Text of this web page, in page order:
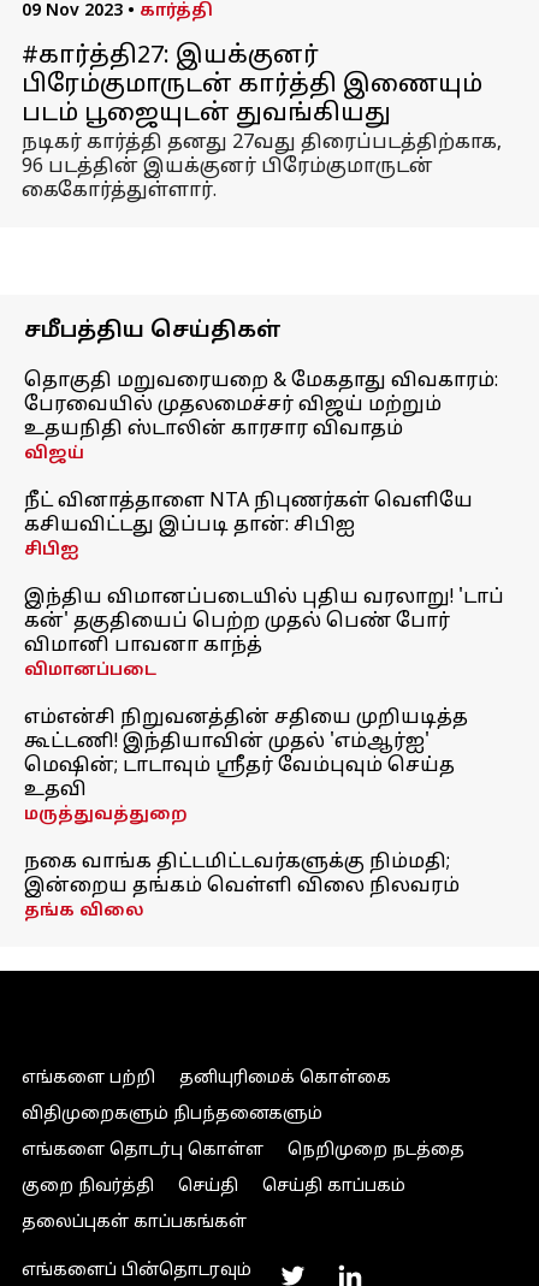
09 Nov 2023 • கார்த்தி
#கார்த்தி27: இயக்குனர்
பிரேம்குமாருடன் கார்த்தி இணையும்
படம் பூஜையுடன் துவங்கியது
நடிகர் கார்த்தி தனது 27வது திரைப்படத்திற்காக,
96 படத்தின் இயக்குனர் பிரேம்குமாருடன்
கைகோர்த்துள்ளார்.
சமீபத்திய செய்திகள்
தொகுதி மறுவரையறை & மேகதாது விவகாரம்:
பேரவையில் முதலமைச்சர் விஜய் மற்றும்
உதயநிதி ஸ்டாலின் காரசார விவாதம்
விஜய்
நீட் வினாத்தாளை NTA நிபுணர்கள் வெளியே
கசியவிட்டது இப்படி தான்: சிபிஐ
சிபிஐ
இந்திய விமானப்படையில் புதிய வரலாறு! 'டாப்
கன்' தகுதியைப் பெற்ற முதல் பெண் போர்
விமானி பாவனா காந்த்
விமானப்படை
எம்என்சி நிறுவனத்தின் சதியை முறியடித்த
கூட்டணி! இந்தியாவின் முதல் 'எம்ஆர்ஐ'
மெஷின்; டாடாவும் ஸ்ரீதர் வேம்புவும் செய்த
உதவி
மருத்துவத்துறை
நகை வாங்க திட்டமிட்டவர்களுக்கு நிம்மதி;
இன்றைய தங்கம் வெள்ளி விலை நிலவரம்
தங்க விலை
எங்களை பற்றி
தனியுரிமைக் கொள்கை
விதிமுறைகளும் நிபந்தனைகளும்
எங்களை தொடர்பு கொள்ள
நெறிமுறை நடத்தை
குறை நிவர்த்தி
செய்தி
செய்தி காப்பகம்
தலைப்புகள் காப்பகங்கள்
எங்களைப் பின்தொடரவும்